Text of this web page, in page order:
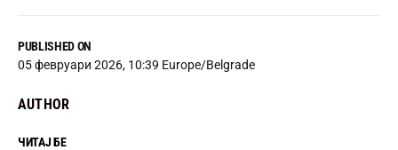
PUBLISHED ON
05 февруари 2026, 10:39 Europe/Belgrade
AUTHOR
ЧИТАЈ БЕ